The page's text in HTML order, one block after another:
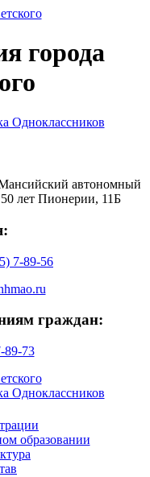
города
автономный
лет Пионерии, 11Б
7-89-56
граждан:
89-73
образовании